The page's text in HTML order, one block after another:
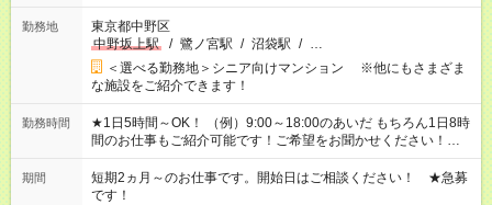
勤務地
東京都中野区
中野坂上駅
/ 鷺ノ宮駅 / 沼袋駅 / …
＜選べる勤務地＞シニア向けマンション ※他にもさまざま
な施設をご紹介できます！
勤務時間
★1日5時間～OK！ （例）9:00～18:00のあいだ もちろん1日8時
間のお仕事もご紹介可能です！ご希望をお聞かせください！★家
庭の都合でお休みが必要な場合も遠慮なくご相談ください。 ※
週最低15時間以上の勤務が必要です
期間
短期2ヵ月～のお仕事です。開始日はご相談ください！ ★急募
です！